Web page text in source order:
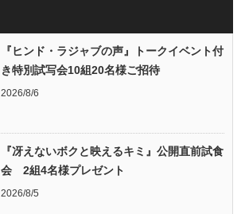
『ヒンド・ラジャブの声』トークイベント付
き特別試写会10組20名様ご招待
2026/8/6
『冴えないボクと映えるキミ』公開直前試食
会 2組4名様プレゼント
2026/8/5